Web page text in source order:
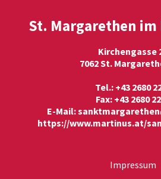
St. Margarethen
Kirchengasse
7062 St.
Tel.: +43 2680
Fax: +43 2680
E-Mail:
https://www.martinus.at/
Impressum